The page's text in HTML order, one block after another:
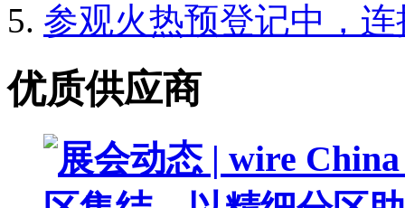
参观火热预登记中，
优质供应商